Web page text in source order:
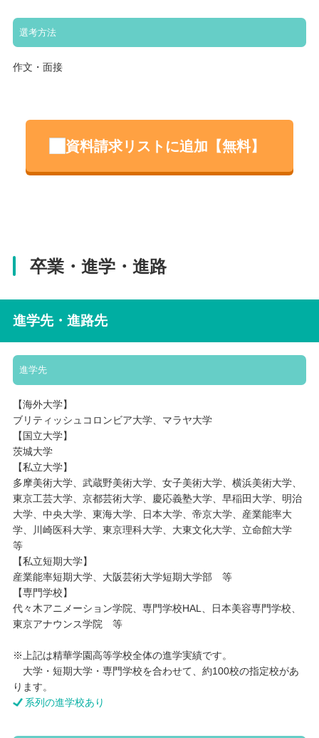
選考方法
作文・面接
資料請求リストに追加【無料】
卒業・進学・進路
進学先・進路先
進学先
【海外大学】
ブリティッシュコロンビア大学、マラヤ大学
【国立大学】
茨城大学
【私立大学】
多摩美術大学、武蔵野美術大学、女子美術大学、横浜美術大学、
東京工芸大学、京都芸術大学、慶応義塾大学、早稲田大学、明治
大学、中央大学、東海大学、日本大学、帝京大学、産業能率大
学、川崎医科大学、東京理科大学、大東文化大学、立命館大学
等
【私立短期大学】
産業能率短期大学、大阪芸術大学短期大学部 等
【専門学校】
代々木アニメーション学院、専門学校HAL、日本美容専門学校、
東京アナウンス学院 等
※上記は精華学園高等学校全体の進学実績です。
大学・短期大学・専門学校を合わせて、約100校の指定校があ
ります。
系列の進学校あり